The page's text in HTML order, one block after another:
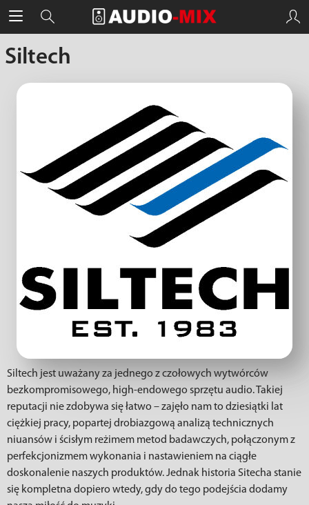
Siltech
Siltech jest uważany za jednego z czołowych wytwórców
bezkompromisowego, high-endowego sprzętu audio. Takiej
reputacji nie zdobywa się łatwo – zajęło nam to dziesiątki lat
ciężkiej pracy, popartej drobiazgową analizą technicznych
niuansów i ścisłym reżimem metod badawczych, połączonym z
perfekcjonizmem wykonania i nastawieniem na ciągłe
doskonalenie naszych produktów. Jednak historia Sitecha stanie
się kompletna dopiero wtedy, gdy do tego podejścia dodamy